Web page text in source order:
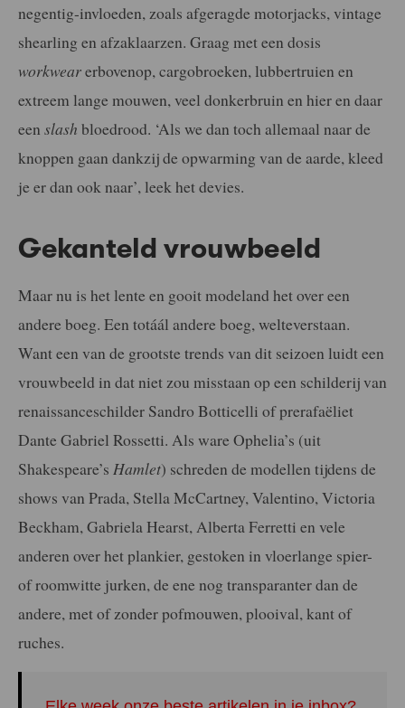
negentig-invloeden, zoals afgeragde motorjacks, vintage
shearling en afzaklaarzen. Graag met een dosis
workwearerbovenop, cargobroeken, lubbertruien en
extreem lange mouwen, veel donkerbruin en hier en daar
een slash bloedrood. ‘Als we dan toch allemaal naar de
knoppen gaan dankzij de opwarming van de aarde, kleed
je er dan ook naar’, leek het devies.
Gekanteld vrouwbeeld
Maar nu is het lente en gooit modeland het over een
andere boeg. Een totáál andere boeg, welteverstaan.
Want een van de grootste trends van dit seizoen luidt een
vrouwbeeld in dat niet zou misstaan op een schilderij van
renaissanceschilder Sandro Botticelli of prerafaëliet
Dante Gabriel Rossetti. Als ware Ophelia’s (uit
Shakespeare’s Hamlet) schreden de modellen tijdens de
shows van Prada, Stella McCartney, Valentino, Victoria
Beckham, Gabriela Hearst, Alberta Ferretti en vele
anderen over het plankier, gestoken in vloerlange spier-
of roomwitte jurken, de ene nog transparanter dan de
andere, met of zonder pofmouwen, plooival, kant of
ruches.